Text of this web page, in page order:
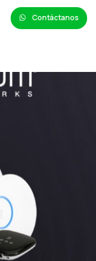
Contáctanos